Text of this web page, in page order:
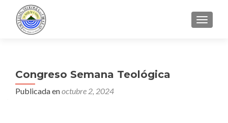
Congreso Semana Teológica
Publicada enoctubre 2, 2024